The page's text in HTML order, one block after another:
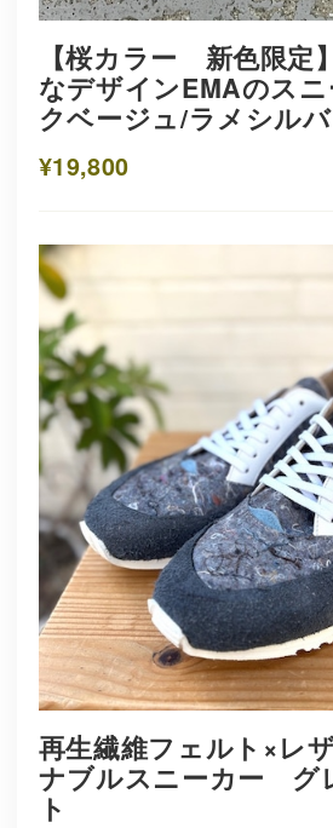
【桜カラー 新色限定
なデザインEMAのス
クベージュ/ラメシル
¥19,800
再生繊維フェルト×レ
ナブルスニーカー グ
ト